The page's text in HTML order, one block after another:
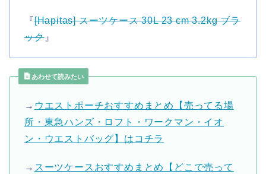
『[Hapitas] スーツケース 30L 23 cm 3.2kg ブラ
ック』
あわせて読みたい
→ ウエストポーチおすすめまとめ【売ってる場
所・東急ハンズ・ロフト・ワークマン・イオ
ン・ウエストバッグ】はコチラ
→ スーツケースおすすめまとめ【どこで売って